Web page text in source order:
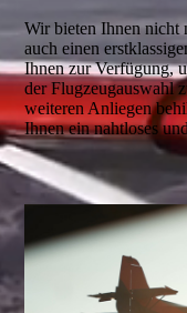
Wir bieten Ihnen nicht
auch einen
Ihnen zur Verfügung,
der Flugzeugauswahl
weiteren Anliegen
Ihnen ein nahtloses